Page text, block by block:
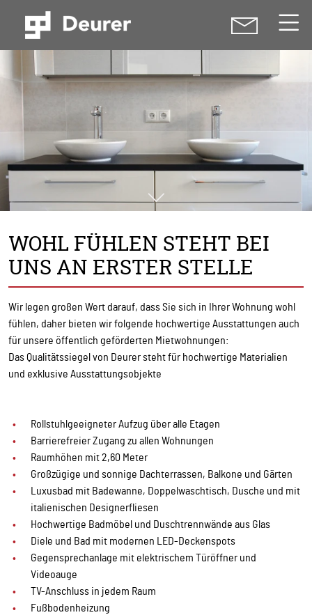
WOHL FÜHLEN STEHT BEI
UNS AN ERSTER STELLE
Wir legen großen Wert darauf, dass Sie sich in Ihrer Wohnung wohl
fühlen, daher bieten wir folgende hochwertige Ausstattungen auch
für unsere öffentlich geförderten Mietwohnungen:
Das Qualitätssiegel von Deurer steht für hochwertige Materialien
und exklusive Ausstattungsobjekte
Rollstuhlgeeigneter Aufzug über alle Etagen
Barrierefreier Zugang zu allen Wohnungen
Raumhöhen mit 2,60 Meter
Großzügige und sonnige Dachterrassen, Balkone und Gärten
Luxusbad mit Badewanne, Doppelwaschtisch, Dusche und mit
italienischen Designerfliesen
Hochwertige Badmöbel und Duschtrennwände aus Glas
Diele und Bad mit modernen LED-Deckenspots
Gegensprechanlage mit elektrischem Türöffner und
Videoauge
TV-Anschluss in jedem Raum
Fußbodenheizung